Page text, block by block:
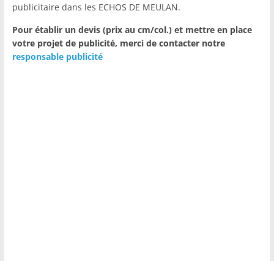
publicitaire dans les ECHOS DE MEULAN.
Pour établir un devis (prix au cm/col.) et mettre en place
votre projet de publicité, merci de contacter notre
responsable publicité